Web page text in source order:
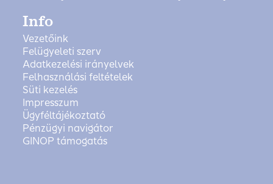
Info
Vezetőink
Felügyeleti szerv
Adatkezelési irányelvek
Felhasználási feltételek
Süti kezelés
Impresszum
Ügyféltájékoztató
Pénzügyi navigátor
GINOP támogatás